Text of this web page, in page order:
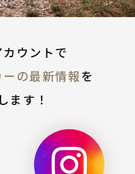
ウントで
の最新情報を
ます！